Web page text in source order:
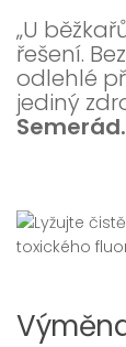
„U
řešení.
odlehlé
jediný
Semerád.